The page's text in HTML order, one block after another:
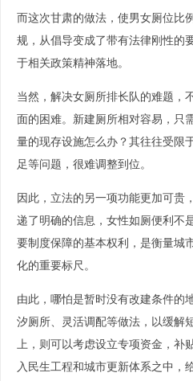
而这次甘肃的做法，使男女厕位比
规，从倡导变成了带有法律刚性的
于相关政策精神落地。
当然，解决女厕所排长队的难题，
面的困难。新建厕所相对容易，只
量的现存设施怎么办？其往往受限
足等问题，很难调整到位。
因此，立法的另一项功能更加可贵
递了明确的信息，女性如厕便利不
要制度保障的基本权利，是衡量城
化的重要标尺。
由此，哪怕是暂时没有改建条件的
汐厕所、灵活调配等做法，以缓解
上，则可以考虑设立专项资金，补
入民生工程和城市更新体系之中，